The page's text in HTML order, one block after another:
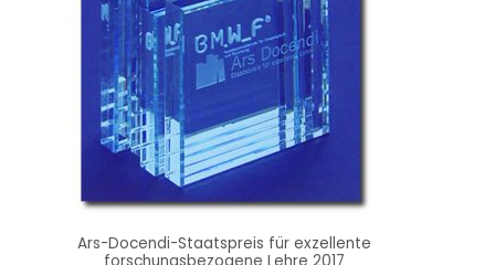
Ars-Docendi-Staatspreis für exzellente
forschungsbezogene Lehre 2017